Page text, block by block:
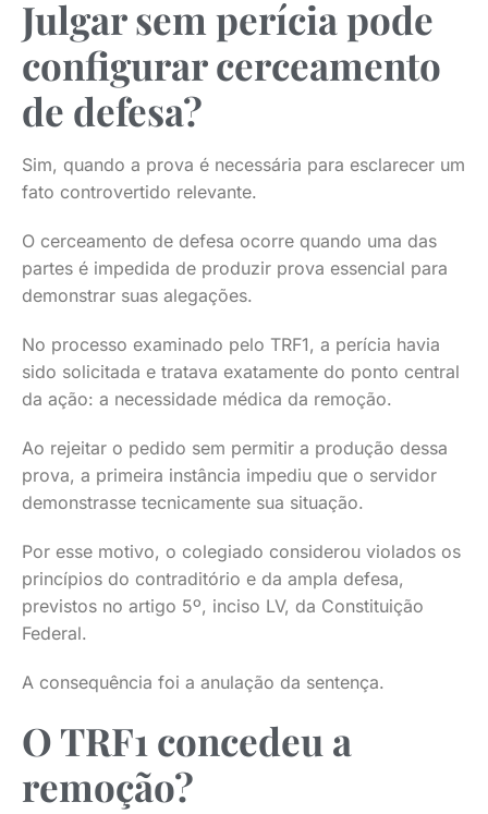
Julgar sem perícia pode
configurar cerceamento
de defesa?
Sim, quando a prova é necessária para esclarecer um
fato controvertido relevante.
O cerceamento de defesa ocorre quando uma das
partes é impedida de produzir prova essencial para
demonstrar suas alegações.
No processo examinado pelo TRF1, a perícia havia
sido solicitada e tratava exatamente do ponto central
da ação: a necessidade médica da remoção.
Ao rejeitar o pedido sem permitir a produção dessa
prova, a primeira instância impediu que o servidor
demonstrasse tecnicamente sua situação.
Por esse motivo, o colegiado considerou violados os
princípios do contraditório e da ampla defesa,
previstos no artigo 5º, inciso LV, da Constituição
Federal.
A consequência foi a anulação da sentença.
O TRF1 concedeu a
remoção?